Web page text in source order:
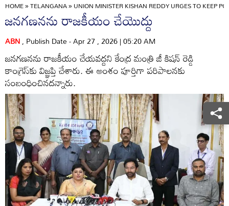
HOME»TELANGANA»UNION MINISTER KISHAN REDDY URGES TO KEEP
జనగణనను రాజకీయం చేయొద్దు
ABN, Publish Date - Apr 27 , 2026 | 05:20 AM
జనగణనను రాజకీయం చేయవద్దని కేంద్ర మంత్రి జీ కిషన్‌ రెడ్డి
కాంగ్రెస్‌కు విజ్ఞప్తి చేశారు. ఈ అంశం పూర్తిగా పరిపాలనకు
సంబంధించినదన్నారు.